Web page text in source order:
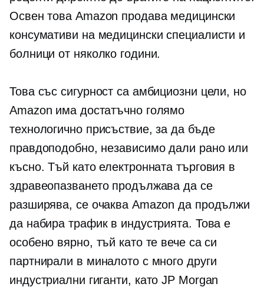
Освен това Amazon продава медицински
консумативи на медицински специалисти и
болници от няколко години.
Това със сигурност са амбициозни цели, но
Amazon има достатъчно голямо
технологично присъствие, за да бъде
правдоподобно, независимо дали рано или
късно. Тъй като електронната търговия в
здравеопазването продължава да се
разширява, се очаква Amazon да продължи
да набира трафик в индустрията. Това е
особено вярно, тъй като те вече са си
партнирали в миналото с много други
индустриални гиганти, като JP Morgan